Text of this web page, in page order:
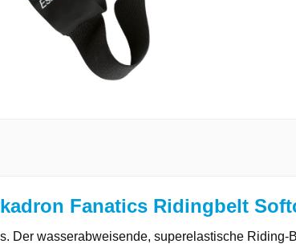
Fanatics Ridingbelt
Der wasserabweisende, superelastische